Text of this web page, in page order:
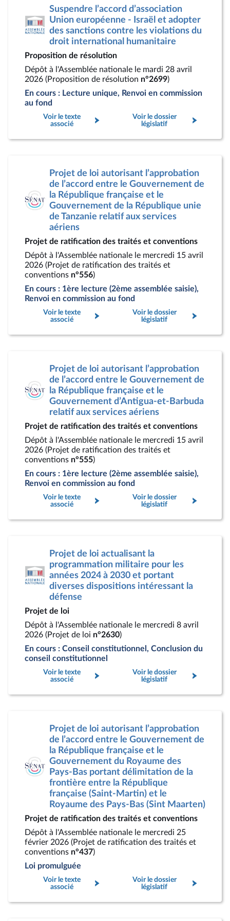
Suspendre l’accord d’association
Union européenne - Israël et adopter
des sanctions contre les violations du
droit international humanitaire
Proposition de résolution
Dépôt à l'Assemblée nationale le mardi 28 avril
2026 (Proposition de résolution n°2699)
En cours : Lecture unique, Renvoi en commission
au fond
Voir le texte
associé
Voir le dossier
législatif
Projet de loi autorisant l’approbation
de l’accord entre le Gouvernement de
la République française et le
Gouvernement de la République unie
de Tanzanie relatif aux services
aériens
Projet de ratification des traités et conventions
Dépôt à l'Assemblée nationale le mercredi 15 avril
2026 (Projet de ratification des traités et
conventions n°556)
En cours : 1ère lecture (2ème assemblée saisie),
Renvoi en commission au fond
Voir le texte
associé
Voir le dossier
législatif
Projet de loi autorisant l’approbation
de l’accord entre le Gouvernement de
la République française et le
Gouvernement d’Antigua-et-Barbuda
relatif aux services aériens
Projet de ratification des traités et conventions
Dépôt à l'Assemblée nationale le mercredi 15 avril
2026 (Projet de ratification des traités et
conventions n°555)
En cours : 1ère lecture (2ème assemblée saisie),
Renvoi en commission au fond
Voir le texte
associé
Voir le dossier
législatif
Projet de loi actualisant la
programmation militaire pour les
années 2024 à 2030 et portant
diverses dispositions intéressant la
défense
Projet de loi
Dépôt à l'Assemblée nationale le mercredi 8 avril
2026 (Projet de loi n°2630)
En cours : Conseil constitutionnel, Conclusion du
conseil constitutionnel
Voir le texte
associé
Voir le dossier
législatif
Projet de loi autorisant l’approbation
de l’accord entre le Gouvernement de
la République française et le
Gouvernement du Royaume des
Pays-Bas portant délimitation de la
frontière entre la République
française (Saint-Martin) et le
Royaume des Pays-Bas (Sint Maarten)
Projet de ratification des traités et conventions
Dépôt à l'Assemblée nationale le mercredi 25
février 2026 (Projet de ratification des traités et
conventions n°437)
Loi promulguée
Voir le texte
associé
Voir le dossier
législatif